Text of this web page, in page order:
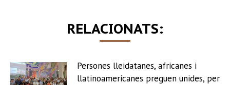
RELACIONATS:
Persones lleidatanes, africanes i
llatinoamericanes preguen unides, per